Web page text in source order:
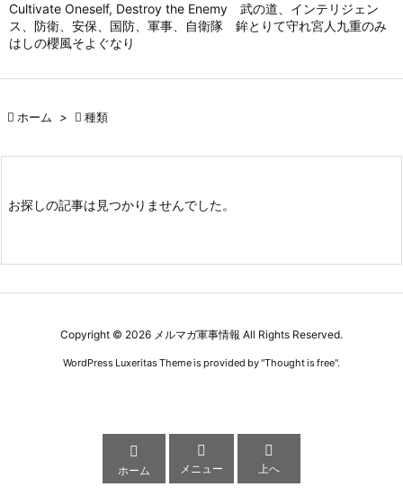
Cultivate Oneself, Destroy the Enemy 武の道、インテリジェン
ス、防衛、安保、国防、軍事、自衛隊 鉾とりて守れ宮人九重のみ
はしの櫻風そよぐなり
 ホーム >  種類
お探しの記事は見つかりませんでした。
Copyright © 2026 メルマガ軍事情報 All Rights Reserved.
WordPress Luxeritas Theme is provided by "Thought is free".

ホーム

メニュー

上へ